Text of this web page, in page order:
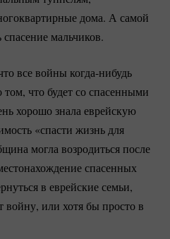
дома. А самой
мальчиков.
все войны когда-нибудь
что будет со спасенными
хорошо знала еврейскую
«спасти жизнь для
могла возродиться после
спасенных
в еврейские семьи,
войну, или хотя бы просто в